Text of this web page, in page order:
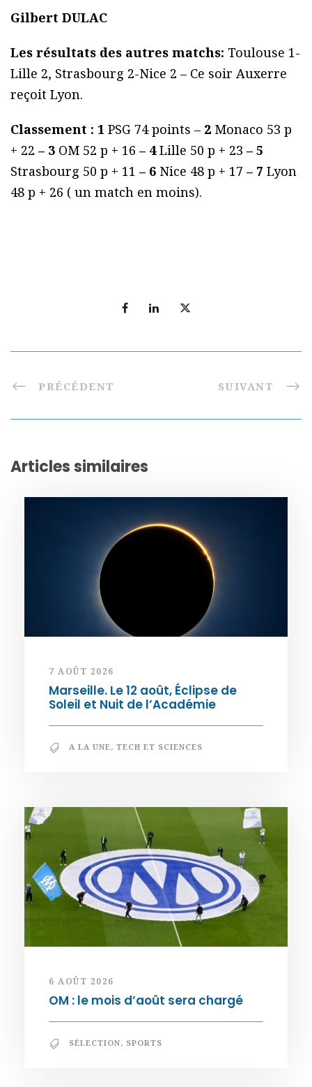
Gilbert DULAC
Les résultats des autres matchs: Toulouse 1-
Lille 2, Strasbourg 2-Nice 2 – Ce soir Auxerre
reçoit Lyon.
Classement : 1 PSG 74 points – 2 Monaco 53 p
+ 22 – 3 OM 52 p + 16 – 4Lille 50 p + 23 – 5
Strasbourg 50 p + 11 – 6 Nice 48 p + 17 – 7 Lyon
48 p + 26 ( un match en moins).
PRÉCÉDENT SUIVANT
Articles similaires
7 AOÛT 2026
Marseille. Le 12 août, Éclipse de
Soleil et Nuit de l’Académie
A LA UNE, TECH ET SCIENCES
6 AOÛT 2026
OM : le mois d’août sera chargé
SÉLECTION, SPORTS